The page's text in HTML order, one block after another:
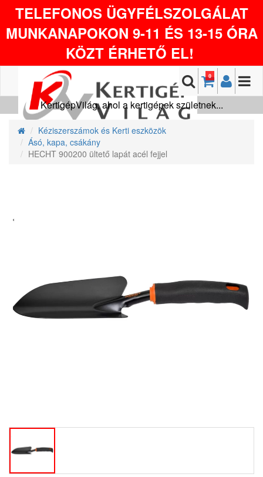
TELEFONOS ÜGYFÉLSZOLGÁLAT
MUNKANAPOKON 9-11 ÉS 13-15 ÓRA
KÖZT ÉRHETŐ EL!
0
KertigépVilág, ahol a kertigépek születnek...
Kéziszerszámok és Kerti eszközök
Ásó, kapa, csákány
HECHT 900200 ültető lapát acél fejjel